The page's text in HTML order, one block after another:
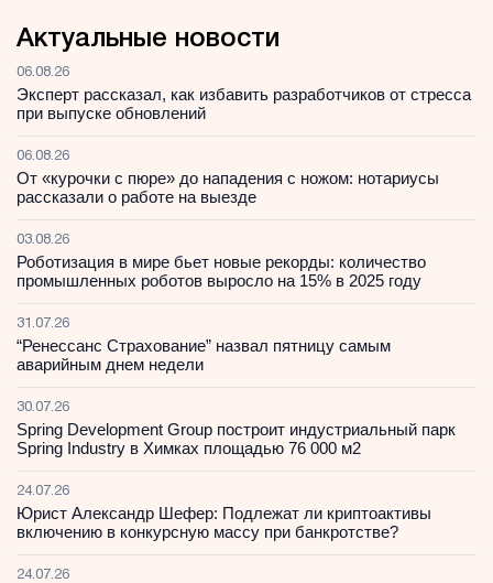
Актуальные новости
06.08.26
Эксперт рассказал, как избавить разработчиков от стресса
при выпуске обновлений
06.08.26
От «курочки с пюре» до нападения с ножом: нотариусы
рассказали о работе на выезде
03.08.26
Роботизация в мире бьет новые рекорды: количество
промышленных роботов выросло на 15% в 2025 году
31.07.26
“Ренессанс Страхование” назвал пятницу самым
аварийным днем недели
30.07.26
Spring Development Group построит индустриальный парк
Spring Industry в Химках площадью 76 000 м2
24.07.26
Юрист Александр Шефер: Подлежат ли криптоактивы
включению в конкурсную массу при банкротстве?
24.07.26